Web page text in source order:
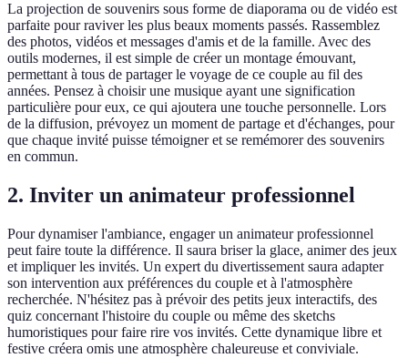
La projection de souvenirs sous forme de diaporama ou de vidéo est
parfaite pour raviver les plus beaux moments passés. Rassemblez
des photos, vidéos et messages d'amis et de la famille. Avec des
outils modernes, il est simple de créer un montage émouvant,
permettant à tous de partager le voyage de ce couple au fil des
années. Pensez à choisir une musique ayant une signification
particulière pour eux, ce qui ajoutera une touche personnelle. Lors
de la diffusion, prévoyez un moment de partage et d'échanges, pour
que chaque invité puisse témoigner et se remémorer des souvenirs
en commun.
2. Inviter un animateur professionnel
Pour dynamiser l'ambiance, engager un animateur professionnel
peut faire toute la différence. Il saura briser la glace, animer des jeux
et impliquer les invités. Un expert du divertissement saura adapter
son intervention aux préférences du couple et à l'atmosphère
recherchée. N'hésitez pas à prévoir des petits jeux interactifs, des
quiz concernant l'histoire du couple ou même des sketchs
humoristiques pour faire rire vos invités. Cette dynamique libre et
festive créera omis une atmosphère chaleureuse et conviviale.